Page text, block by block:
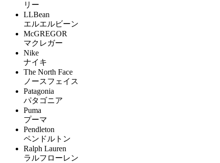
リー
LLBean
エルエルビーン
McGREGOR
マクレガー
Nike
ナイキ
The North Face
ノースフェイス
Patagonia
パタゴニア
Puma
プーマ
Pendleton
ペンドルトン
Ralph Lauren
ラルフローレン